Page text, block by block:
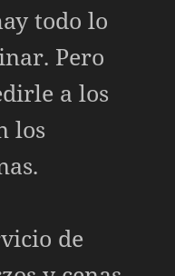
todo lo
Pero
a los
los
de